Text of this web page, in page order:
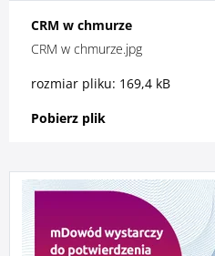
CRM w chmurze
CRM w chmurze.jpg
rozmiar pliku: 169,4 kB
Pobierz plik